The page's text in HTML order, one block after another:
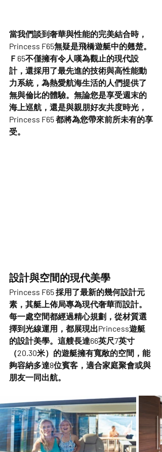
當我們談到奢華與性能的完美結合時，
Princess F65無疑是飛橋遊艇中的翹楚。
Ｆ65不僅擁有令人嘆為觀止的現代設
計，還採用了最先進的技術與高性能動
力系統，為熱愛航海生活的人們提供了
無與倫比的體驗。無論您是享受週末的
海上巡航，還是與親朋好友共度時光，
Princess F65 都將為您帶來前所未有的享
受。
設計與空間的現代美學
Princess F65 採用了最新的幾何設計元
素 ，其艇上佈局專為現代奢華而設計。
每一處空間都經過精心規劃，從材質選
擇到光線運用，都展現出Princess遊艇
的設計美學。這艘長達66英尺7英寸
（20.30米）的遊艇擁有寬敞的空間，能
夠容納多達8位賓客 ，適合家庭聚會或與
朋友一同出航。